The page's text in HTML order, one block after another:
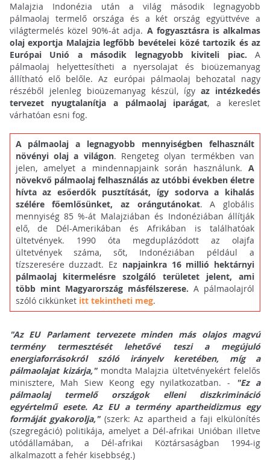
Malajzia Indonézia után a világ második legnagyobb
pálmaolaj termelő országa és a két ország együttvéve a
világtermelés közel 90%-át adja. A fogyasztásra is alkalmas
olaj exportja Malajzia legfőbb bevételei közé tartozik és az
Európai Unió a második legnagyobb kiviteli piac.A
pálmaolaj helyettesítheti a nyersolajat és bioüzemanyag
állítható elő belőle. Az európai pálmaolaj behozatal nagy
részéből jelenleg bioüzemanyag készül, ígyaz intézkedés
tervezet nyugtalanítja a pálmaolaj iparágat, a kereslet
várhatóan esni fog.
A pálmaolaj a legnagyobb mennyiségben felhasznált
növényi olaj a világon. Rengeteg olyan termékben van
jelen, amelyet a mindennapjaink során használunk. A
növekvő pálmaolaj felhasználás az utóbbi években életre
hívta az esőerdők pusztítását, így sodorva a kihalás
szélére főemlősünket, az orángutánokat. A globális
mennyiség 85 %-át Malajziában és Indonéziában állítják
elő, de Dél-Amerikában és Afrikában is találhatóak
ültetvények. 1990 óta megduplázódott az olajfa
ültetvények száma, sőt, Indonéziában például a
tízszeresére duzzadt. Ez napjainkra 16 millió hektárnyi
pálmaolaj kitermelésre szolgáló területet jelent, ami
több mint Magyarország másfélszerese. A pálmaolajról
szóló cikkünket itt tekintheti meg.
"Az EU Parlament tervezete minden más olajos magvú
termény termesztését lehetővé teszi a megújuló
energiaforrásokról szóló irányelv keretében, míg a
pálmaolajat kizárja,"mondta Malajzia ültetvényekért felelős
minisztere, Mah Siew Keong egy nyilatkozatban. -
"Ez a
pálmaolaj termelő országok elleni diszkrimináció
egyértelmű esete. Az EU a termény apartheidizmus egy
formáját gyakorolja,"(szerk: Az apartheid a faji elkülönítés
(szegregáció) politikája, amelyet a Dél-afrikai Unióban illetve
utódállamában, a Dél-afrikai Köztársaságban 1994-ig
alkalmazott a fehér kisebbség.)